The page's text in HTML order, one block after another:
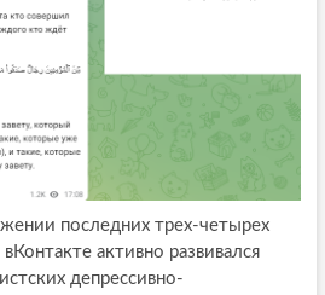
последних трех-четырех
активно развивался
депрессивно-